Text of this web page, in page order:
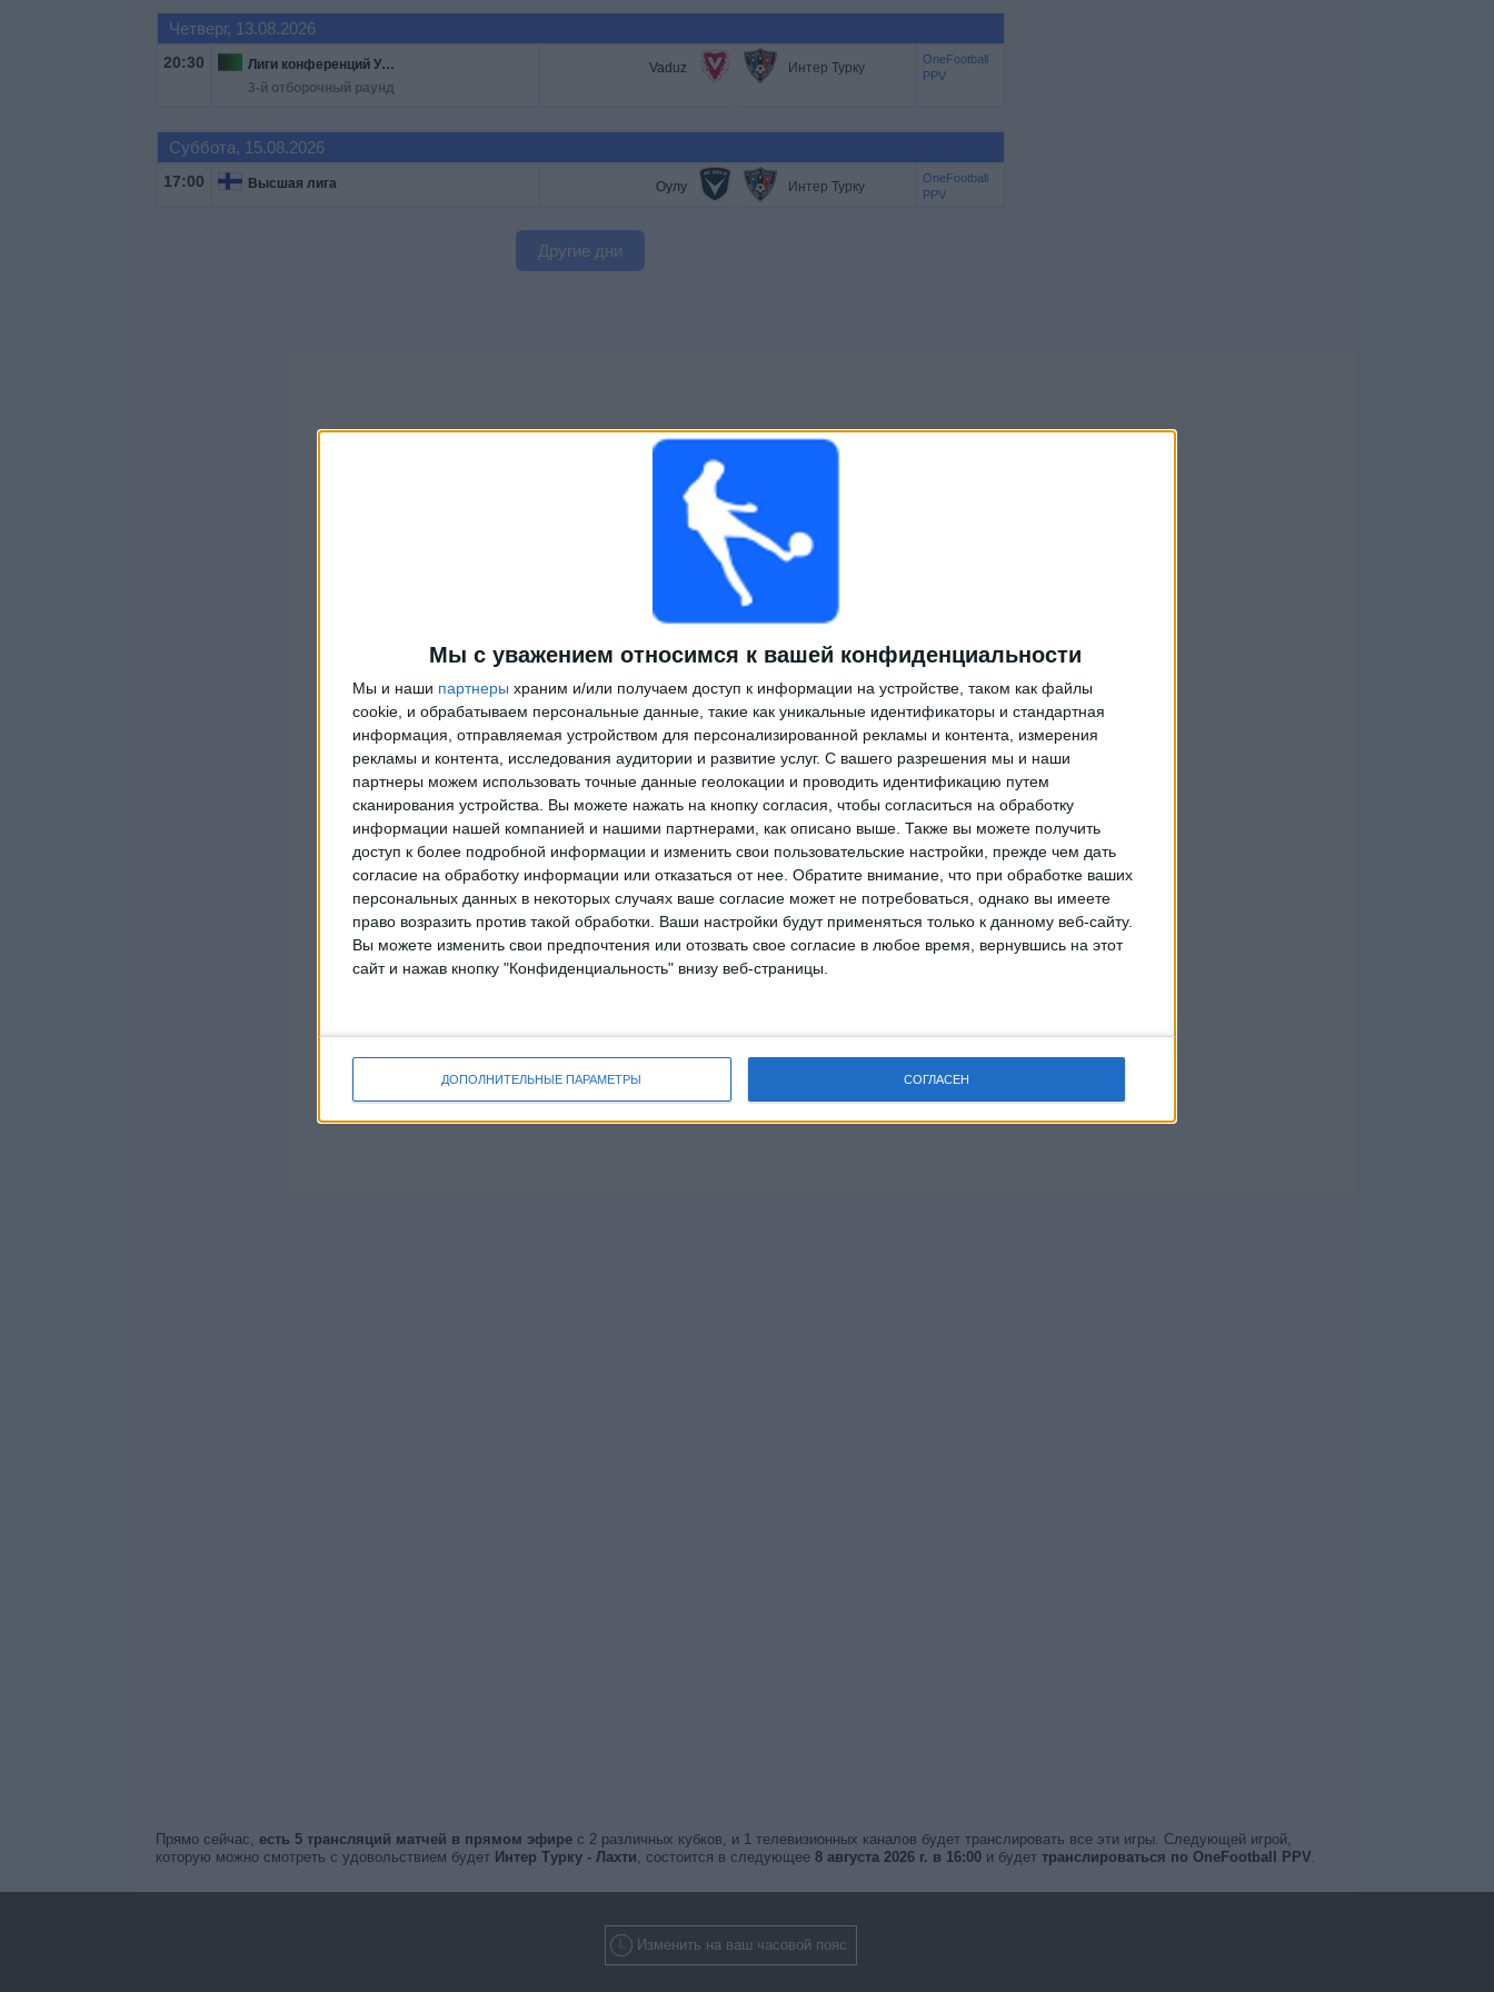
Мы с уважением относимся к вашей конфиденциальности
Мы и наши партнеры храним и/или получаем доступ к информации на устройстве, таком как файлы
cookie, и обрабатываем персональные данные, такие как уникальные идентификаторы и стандартная
информация, отправляемая устройством для персонализированной рекламы и контента, измерения
рекламы и контента, исследования аудитории и развитие услуг. С вашего разрешения мы и наши
партнеры можем использовать точные данные геолокации и проводить идентификацию путем
сканирования устройства. Вы можете нажать на кнопку согласия, чтобы согласиться на обработку
информации нашей компанией и нашими партнерами, как описано выше. Также вы можете получить
доступ к более подробной информации и изменить свои пользовательские настройки, прежде чем дать
согласие на обработку информации или отказаться от нее. Обратите внимание, что при обработке ваших
персональных данных в некоторых случаях ваше согласие может не потребоваться, однако вы имеете
право возразить против такой обработки. Ваши настройки будут применяться только к данному веб-сайту.
Вы можете изменить свои предпочтения или отозвать свое согласие в любое время, вернувшись на этот
сайт и нажав кнопку "Конфиденциальность" внизу веб-страницы.
ДОПОЛНИТЕЛЬНЫЕ ПАРАМЕТРЫ СОГЛАСЕН
Четверг, 13.08.2026
20:30
Лиги конференций УЕФА
3-й отборочный раунд
Vaduz Интер Турку
OneFootball
PPV
Суббота, 15.08.2026
17:00 Высшая лига Оулу Интер Турку
OneFootball
PPV
Другие дни
Прямо сейчас, есть 5 трансляций матчей в прямом эфирес 2 различных кубков, и 1 телевизионных каналов будет транслировать все эти игры. Следующей игрой,
которую можно смотреть с удовольствием будет Интер Турку - Лахти, состоится в следующее 8 августа 2026 г. в 16:00и будет транслироваться по OneFootball PPV.
Изменить на ваш часовой пояс